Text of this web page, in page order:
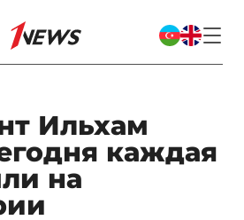
Ильхам
каждая
на